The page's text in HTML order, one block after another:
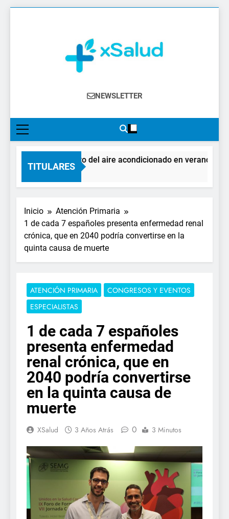
XSalud
Noticias Del Sector Salud. Congresos Y
Farmacéutica, Atención Primaria,
Especialistas, Farmacia, Etc…
NEWSLETTER
TITULARES
El impacto del aire acondicionado en verano:
4 Días Atrás
Inicio
Atención Primaria
1 de cada 7 españoles presenta enfermedad renal
crónica, que en 2040 podría convertirse en la
quinta causa de muerte
ATENCIÓN PRIMARIA
CONGRESOS Y EVENTOS
ESPECIALISTAS
1 de cada 7 españoles
presenta enfermedad
renal crónica, que en
2040 podría convertirse
en la quinta causa de
muerte
XSalud 3 Años Atrás 0 3 Minutos